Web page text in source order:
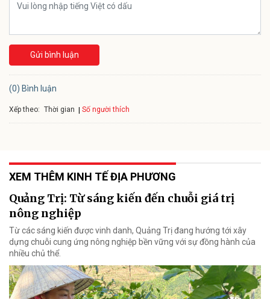
Gửi bình luận
(0) Bình luận
Xếp theo: Thời gian Số người thích
XEM THÊM KINH TẾ ĐỊA PHƯƠNG
Quảng Trị: Từ sáng kiến đến chuỗi giá trị
nông nghiệp
Từ các sáng kiến được vinh danh, Quảng Trị đang hướng tới xây
dựng chuỗi cung ứng nông nghiệp bền vững với sự đồng hành của
nhiều chủ thể.